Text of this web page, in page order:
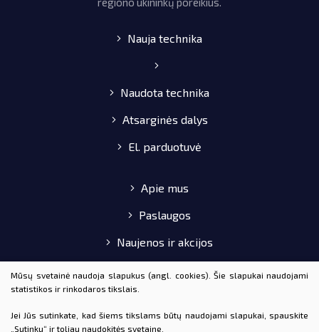
Nauja technika
Naudota technika
Atsarginės dalys
El. parduotuvė
Apie mus
Paslaugos
Naujenos ir akcijos
Pirkimo-pardavimo taisyklės
Mūsų svetainė naudoja slapukus (angl. cookies). Šie slapukai naudojami
statistikos ir rinkodaros tikslais.
Jei Jūs sutinkate, kad šiems tikslams būtų naudojami slapukai, spauskite
„Sutinku“ ir toliau naudokitės svetaine.